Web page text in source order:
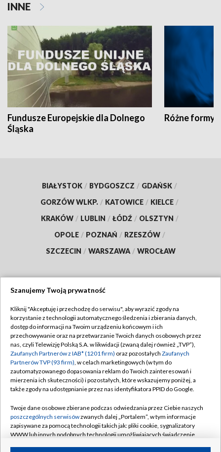
INNE
Fundusze Europejskie dla Dolnego
Śląska
Różne formy
BIAŁYSTOK / BYDGOSZCZ / GDAŃSK /
GORZÓW WLKP. / KATOWICE / KIELCE /
KRAKÓW / LUBLIN / ŁÓDŹ / OLSZTYN /
OPOLE / POZNAŃ / RZESZÓW /
SZCZECIN / WARSZAWA / WROCŁAW
TVP
Abonament TVP
Emisja w TVP
Centrum informacji TVP
Naziemna Telewizja Cyfrowa
Rada Programowa
System NOS
Informacje o nadawcy
Regulamin TVP
Polityka prywatności
Moje zgody
Pomoc
Kontakt
Kanały
Szanujemy Twoją prywatność
Kliknij "Akceptuję i przechodzę do serwisu", aby wyrazić zgody na
korzystanie z technologii automatycznego śledzenia i zbierania danych,
dostęp do informacji na Twoim urządzeniu końcowym i ich
przechowywanie oraz na przetwarzanie Twoich danych osobowych przez
nas, czyli Telewizję Polską S.A. w likwidacji (zwaną dalej również „TVP”),
Zaufanych Partnerów z IAB* (1201 firm) oraz pozostałych Zaufanych
Partnerów TVP (93 firm), w celach marketingowych (w tym do
zautomatyzowanego dopasowania reklam do Twoich zainteresowań i
mierzenia ich skuteczności) i pozostałych, które wskazujemy poniżej, a
także zgody na udostępnianie przez nas identyfikatora PPID do Google.
Twoje dane osobowe zbierane podczas odwiedzania przez Ciebie naszych
poszczególnych serwisówzwanych dalej „Portalem”, w tym informacje
zapisywane za pomocą technologii takich jak: pliki cookie, sygnalizatory
WWW lub innych podobnych technologii umożliwiających świadczenie